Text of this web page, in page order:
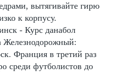
вытягивайте гирю
к корпусу.
- Курс данабол
Железнодорожный:
Франция в третий раз
среди футболистов до